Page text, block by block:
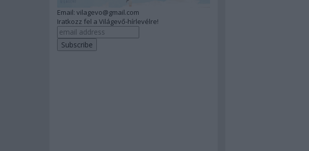
Email: vilagevo@gmail.com
Iratkozz fel a Világevő-hírlevélre!